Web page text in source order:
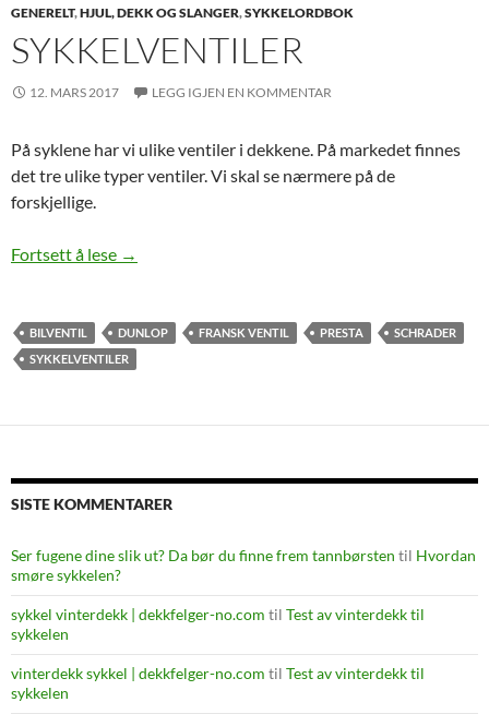
GENERELT,HJUL, DEKK OG SLANGER,SYKKELORDBOK
SYKKELVENTILER
12. MARS 2017 LEGG IGJEN EN KOMMENTAR
På syklene har vi ulike ventiler i dekkene. På markedet finnes
det tre ulike typer ventiler. Vi skal se nærmere på de
forskjellige.
Fortsett å lese Sykkelventiler
→
BILVENTIL DUNLOP FRANSK VENTIL PRESTA
SCHRADER
SYKKELVENTILER
SISTE KOMMENTARER
Ser fugene dine slik ut? Da bør du finne frem tannbørsten til Hvordan
smøre sykkelen?
sykkel vinterdekk | dekkfelger-no.com til Test av vinterdekk til
sykkelen
vinterdekk sykkel | dekkfelger-no.com til Test av vinterdekk til
sykkelen